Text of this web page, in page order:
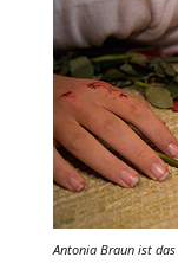
Antonia Braun ist das